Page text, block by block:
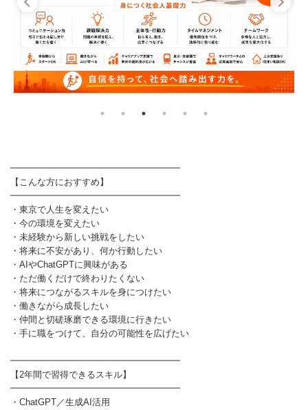
━━━━━━━━━━━━━━━━━━━
【こんな方におすすめ】
━━━━━━━━━━━━━━━━━━━
・東京で人生を変えたい
・今の環境を変えたい
・未経験から新しい挑戦をしたい
・将来に不安があり、何か行動したい
・AIやChatGPTに興味がある
・ただ働くだけで終わりたくない
・将来につながるスキルを身につけたい
・働きながら成長したい
・仲間と切磋琢磨できる環境に行きたい
・手に職をつけて、自分の可能性を広げたい
━━━━━━━━━━━━━━━━━━━
【2年間で習得できるスキル】
━━━━━━━━━━━━━━━━━━━
・ChatGPT／生成AI活用